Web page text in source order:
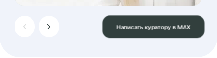
Написать куратору в MAX